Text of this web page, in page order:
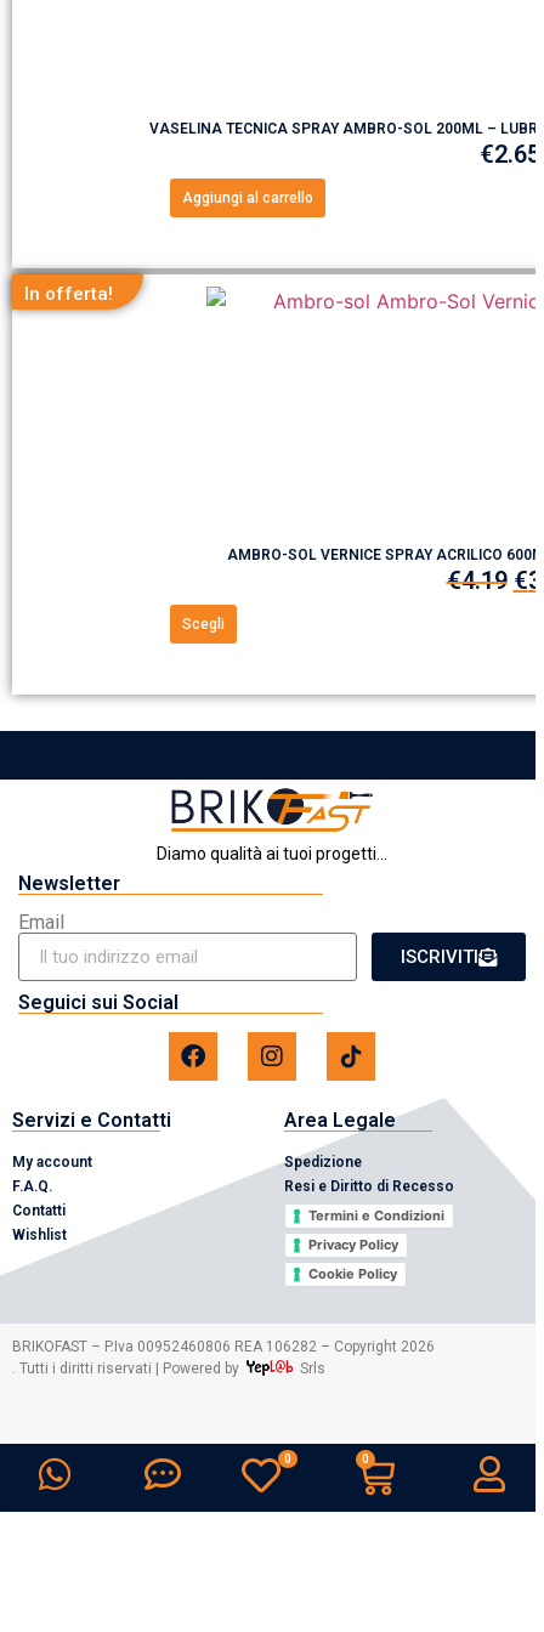
VASELINA TECNICA SPRAY AMBRO-SOL 200ML –
€2.65
Aggiungi al carrello
In offerta!
AMBRO-SOL VERNICE SPRAY ACRILICO
€4.19 €
Scegli
Diamo qualità ai tuoi progetti...
Newsletter
Email
ISCRIVITI
Seguici sui Social
Servizi e Contatti
My account
F.A.Q.
Contatti
Wishlist
Area Legale
Spedizione
Resi e Diritto di Recesso
Termini e Condizioni
Privacy Policy
Cookie Policy
BRIKOFAST – P.Iva 00952460806 REA 106282 – Copyright 2026
. Tutti i diritti riservati | Powered by
Srls
0 0